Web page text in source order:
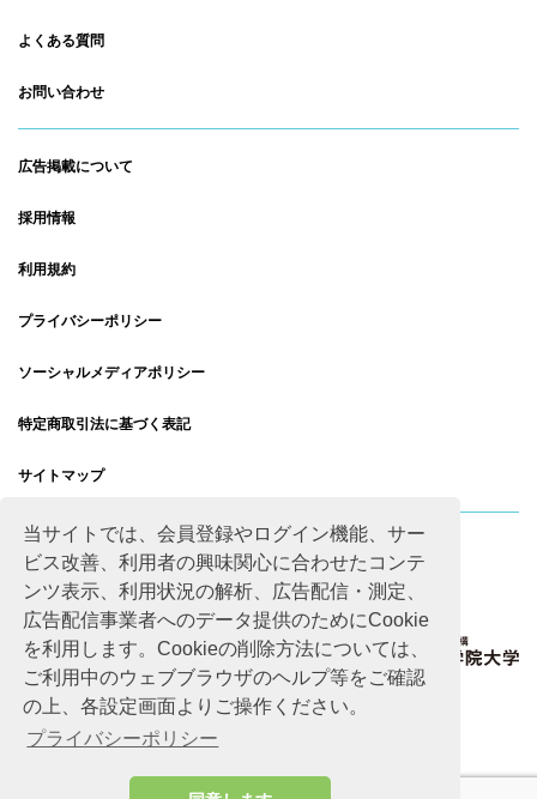
当サイトでは、会員登録やログイン機能、サー
ビス改善、利用者の興味関心に合わせたコンテ
ンツ表示、利用状況の解析、広告配信・測定、
広告配信事業者へのデータ提供のためにCookie
を利用します。Cookieの削除方法については、
ご利用中のウェブブラウザのヘルプ等をご確認
の上、各設定画面よりご操作ください。
プライバシーポリシー
よくある質問
お問い合わせ
広告掲載について
採用情報
利用規約
プライバシーポリシー
ソーシャルメディアポリシー
特定商取引法に基づく表記
サイトマップ